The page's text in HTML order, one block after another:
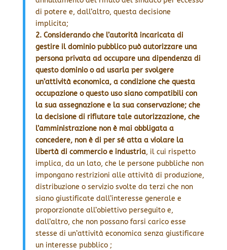
di potere e, dall’altro, questa decisione
implicita;
2. Considerando che l’autorità incaricata di
gestire il dominio pubblico può autorizzare una
persona privata ad occupare una dipendenza di
questo dominio o ad usarla per svolgere
un’attività economica, a condizione che questa
occupazione o questo uso siano compatibili con
la sua assegnazione e la sua conservazione; che
la decisione di rifiutare tale autorizzazione, che
l’amministrazione non è mai obbligata a
concedere, non è di per sé atta a violare la
libertà di commercio e industria, il cui rispetto
implica, da un lato, che le persone pubbliche non
impongano restrizioni alle attività di produzione,
distribuzione o servizio svolte da terzi che non
siano giustificate dall’interesse generale e
proporzionate all’obiettivo perseguito e,
dall’altro, che non possano farsi carico esse
stesse di un’attività economica senza giustificare
un interesse pubblico ;